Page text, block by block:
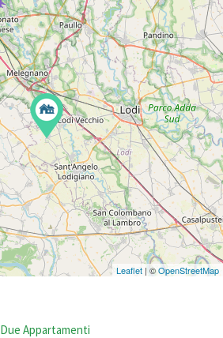
Leaflet | ©OpenStreetMap
Due Appartamenti